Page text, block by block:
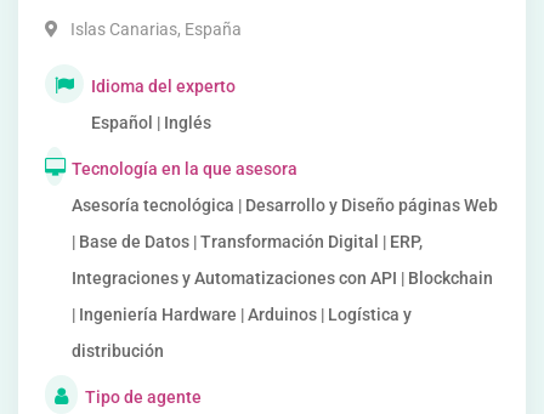
Islas Canarias, España
Idioma del experto
Español | Inglés
Tecnología en la que asesora
Asesoría tecnológica | Desarrollo y Diseño páginas Web
| Base de Datos | Transformación Digital | ERP,
Integraciones y Automatizaciones con API | Blockchain
| Ingeniería Hardware | Arduinos | Logística y
distribución
Tipo de agente